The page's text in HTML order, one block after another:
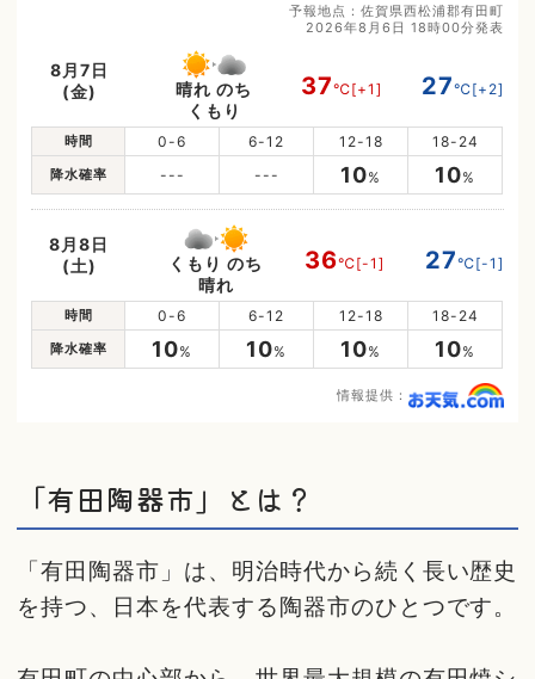
予報地点：佐賀県西松浦郡有田町
2026年8月6日 18時00分発表
8月7日
(金)
晴れ のち
くもり
37℃[+1] 27℃[+2]
時間 0-6 6-12 12-18 18-24
降水確率 --- --- 10% 10%
8月8日
(土)
くもり のち
晴れ
36℃[-1] 27℃[-1]
時間 0-6 6-12 12-18 18-24
降水確率 10% 10% 10% 10%
情報提供：
「有田陶器市」とは？
「有田陶器市」は、明治時代から続く長い歴史
を持つ、日本を代表する陶器市のひとつです。